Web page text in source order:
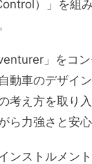
）」を組
」をコ
動車のデザイ
考え方を取り
ら力強さと安心
ンストルメン